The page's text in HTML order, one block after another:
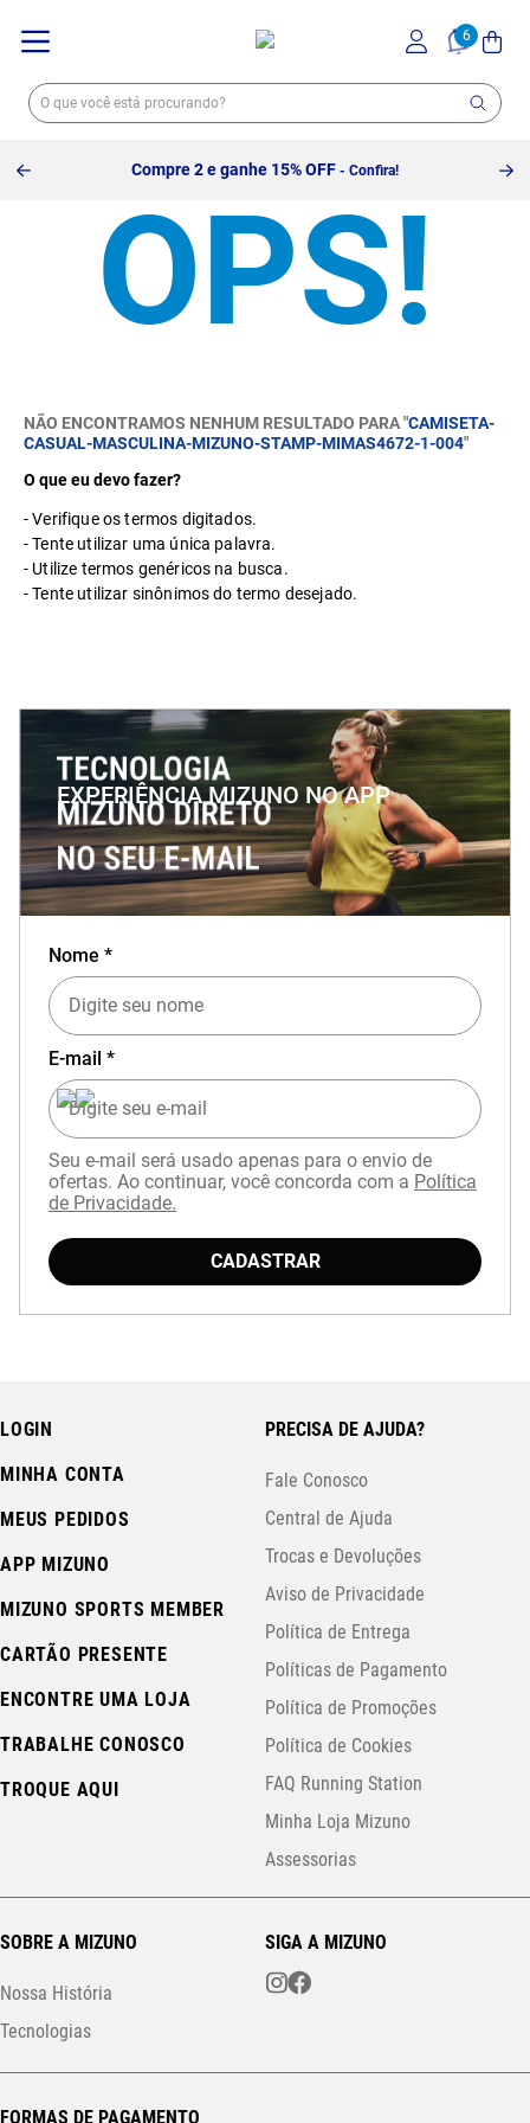
Compre 2 e ganhe 15% OFF - Confira!
NÃO ENCONTRAMOS NENHUM RESULTADO PARA "CAMISETA-
CASUAL-MASCULINA-MIZUNO-STAMP-MIMAS4672-1-004"
O que eu devo fazer?
Verifique os termos digitados.
Tente utilizar uma única palavra.
Utilize termos genéricos na busca.
Tente utilizar sinônimos do termo desejado.
EXPERIÊNCIA MIZUNO NO APP
com cupom
Nome *
E-mail *
Seu e-mail será usado apenas para o envio de
ofertas. Ao continuar, você concorda com a Política
de Privacidade.
CADASTRAR
LOGIN
MINHA CONTA
MEUS PEDIDOS
APP MIZUNO
MIZUNO SPORTS MEMBER
CARTÃO PRESENTE
ENCONTRE UMA LOJA
TRABALHE CONOSCO
TROQUE AQUI
PRECISA DE AJUDA?
Fale Conosco
Central de Ajuda
Trocas e Devoluções
Aviso de Privacidade
Política de Entrega
Políticas de Pagamento
Política de Promoções
Política de Cookies
FAQ Running Station
Minha Loja Mizuno
Assessorias
SOBRE A MIZUNO
Nossa História
Tecnologias
SIGA A MIZUNO
FORMAS DE PAGAMENTO